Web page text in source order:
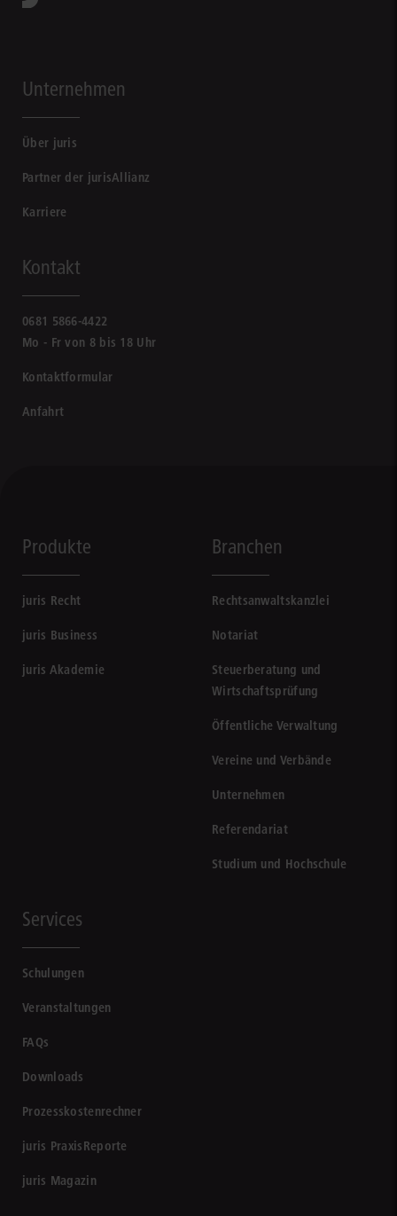
Unternehmen
Über juris
Partner der jurisAllianz
Karriere
Kontakt
0681 5866-4422
Mo - Fr von 8 bis 18 Uhr
Kontaktformular
Anfahrt
Produkte
juris Recht
juris Business
juris Akademie
Branchen
Rechtsanwaltskanzlei
Notariat
Steuerberatung und
Wirtschaftsprüfung
Öffentliche Verwaltung
Vereine und Verbände
Unternehmen
Referendariat
Studium und Hochschule
Services
Schulungen
Veranstaltungen
FAQs
Downloads
Prozesskostenrechner
juris PraxisReporte
juris Magazin